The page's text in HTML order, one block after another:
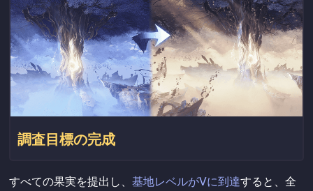
調査目標の完成
すべての果実を提出し、 基地レベルがVに到達すると、全